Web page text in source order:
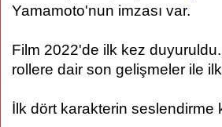
Yamamoto'nun imzası var.
Film 2022'de ilk kez
rollere dair son gelişmeler ile ilk
İlk dört karakterin seslendirme